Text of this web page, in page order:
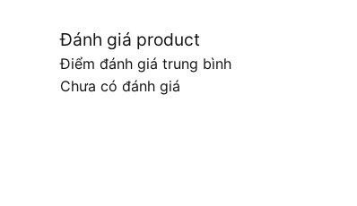
Đánh giá product
Điểm đánh giá trung bình
Chưa có đánh giá